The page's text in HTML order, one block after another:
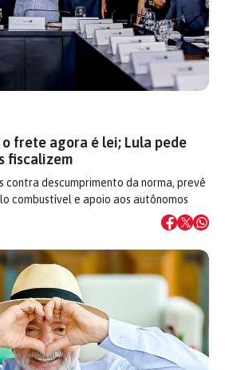
frete agora é lei; Lula pede
fiscalizem
contra descumprimento da norma, prevê
combustível e apoio aos autônomos